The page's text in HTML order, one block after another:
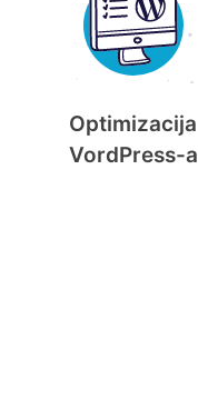
Optimizacija
VordPress-a